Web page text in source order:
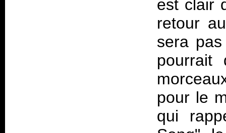
est clair
retour
sera
pourrait
pour le
qui